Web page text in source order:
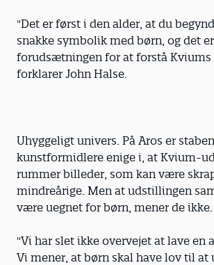
"Det er først i den alder, at du
snakke symbolik med børn, og det
forudsætningen for at forstå Kviums
forklarer John Halse.
Uhyggeligt univers. På Aros er
kunstformidlere enige i, at Kvium-
rummer billeder, som kan være
mindreårige. Men at udstillingen
være uegnet for børn, mener de ikke.
"Vi har slet ikke overvejet at lave en
Vi mener, at børn skal have lov til at